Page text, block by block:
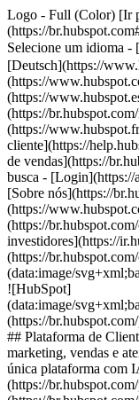
Logo - Full (Color) [Ir
(https://
Selecione um idioma
[Deutsch](https://
(https://
(https://
(https://
(https://
cliente](https://
de vendas](https://
busca - [Login](https://
[Sobre nós](https://
(https://
(https://
investidores](https://
(https://
(data:image/
![HubSpot]
(data:image/
(https://
## Plataforma de
marketing, vendas e
única plataforma com
(https://